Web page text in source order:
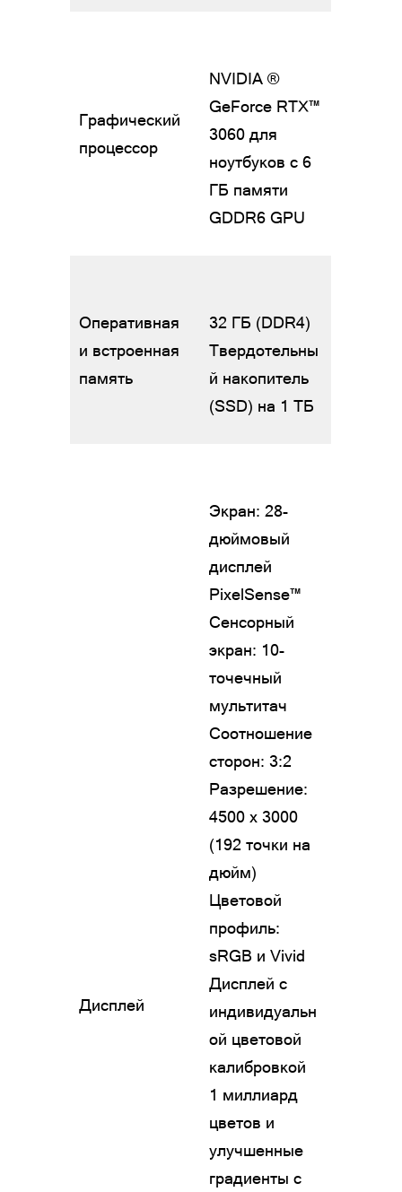
Графический
процессор
NVIDIA ®
GeForce RTX™
3060 для
ноутбуков с 6
ГБ памяти
GDDR6 GPU
Оперативная
и встроенная
память
32 ГБ (DDR4)
Твердотельны
й накопитель
(SSD) на 1 ТБ
Дисплей
Экран: 28-
дюймовый
дисплей
PixelSense™
Сенсорный
экран: 10-
точечный
мультитач
Соотношение
сторон: 3:2
Разрешение:
4500 x 3000
(192 точки на
дюйм)
Цветовой
профиль:
sRGB и Vivid
Дисплей с
индивидуальн
ой цветовой
калибровкой
1 миллиард
цветов и
улучшенные
градиенты с